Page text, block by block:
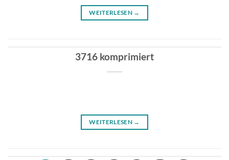
WEITERLESEN →
3716 komprimiert
WEITERLESEN →